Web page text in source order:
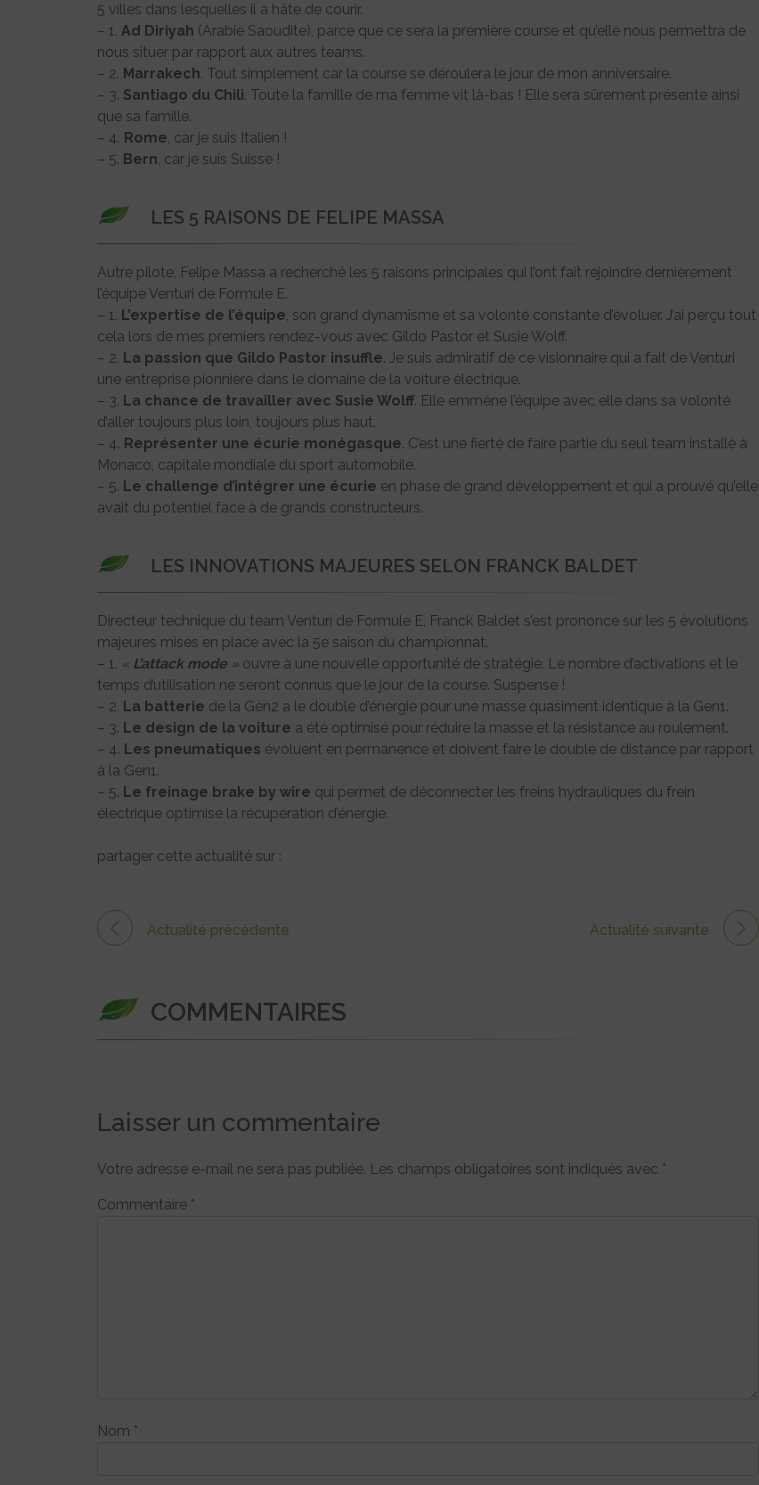
5 villes dans lesquelles il a hâte de courir.
– 1. Ad Diriyah (Arabie Saoudite), parce que ce sera la première course et qu’elle nous permettra de
nous situer par rapport aux autres teams.
– 2. Marrakech. Tout simplement car la course se déroulera le jour de mon anniversaire.
– 3. Santiago du Chili. Toute la famille de ma femme vit là-bas ! Elle sera sûrement présente ainsi
que sa famille.
– 4. Rome, car je suis Italien !
– 5. Bern, car je suis Suisse !
LES 5 RAISONS DE FELIPE MASSA
Autre pilote, Felipe Massa a recherché les 5 raisons principales qui l’ont fait rejoindre dernièrement
l’équipe Venturi de Formule E.
– 1. L’expertise de l’équipe, son grand dynamisme et sa volonté constante d’évoluer. J’ai perçu tout
cela lors de mes premiers rendez-vous avec Gildo Pastor et Susie Wolff.
– 2. La passion que Gildo Pastor insuffle. Je suis admiratif de ce visionnaire qui a fait de Venturi
une entreprise pionnière dans le domaine de la voiture électrique.
– 3. La chance de travailler avec Susie Wolff. Elle emmène l’équipe avec elle dans sa volonté
d’aller toujours plus loin, toujours plus haut.
– 4. Représenter une écurie monégasque. C’est une fierté de faire partie du seul team installé à
Monaco, capitale mondiale du sport automobile.
– 5. Le challenge d’intégrer une écurie en phase de grand développement et qui a prouvé qu’elle
avait du potentiel face à de grands constructeurs.
LES INNOVATIONS MAJEURES SELON FRANCK BALDET
Directeur technique du team Venturi de Formule E, Franck Baldet s’est prononcé sur les 5 évolutions
majeures mises en place avec la 5e saison du championnat.
– 1. « L’attack mode » ouvre à une nouvelle opportunité de stratégie. Le nombre d’activations et le
temps d’utilisation ne seront connus que le jour de la course. Suspense !
– 2. La batterie de la Gen2 a le double d’énergie pour une masse quasiment identique à la Gen1.
– 3. Le design de la voiture a été optimisé pour réduire la masse et la résistance au roulement.
– 4. Les pneumatiques évoluent en permanence et doivent faire le double de distance par rapport
à la Gen1.
– 5. Le freinage brake by wire qui permet de déconnecter les freins hydrauliques du frein
électrique optimise la récupération d’énergie.
partager cette actualité sur :
Actualité précédente Actualité suivante
COMMENTAIRES
Laisser un commentaire
Votre adresse e-mail ne sera pas publiée. Les champs obligatoires sont indiqués avec *
Commentaire *
Nom *